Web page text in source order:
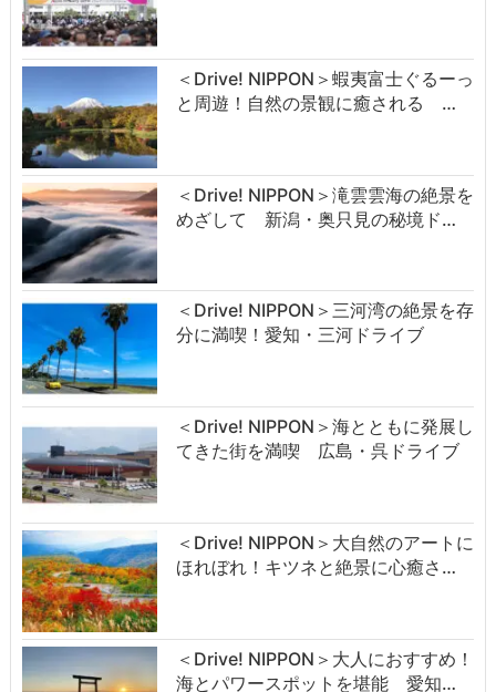
＜Drive! NIPPON＞蝦夷富士ぐるーっ
と周遊！自然の景観に癒される …
＜Drive! NIPPON＞滝雲雲海の絶景を
めざして 新潟・奥只見の秘境ド…
＜Drive! NIPPON＞三河湾の絶景を存
分に満喫！愛知・三河ドライブ
＜Drive! NIPPON＞海とともに発展し
てきた街を満喫 広島・呉ドライブ
＜Drive! NIPPON＞大自然のアートに
ほれぼれ！キツネと絶景に心癒さ…
＜Drive! NIPPON＞大人におすすめ！
海とパワースポットを堪能 愛知…